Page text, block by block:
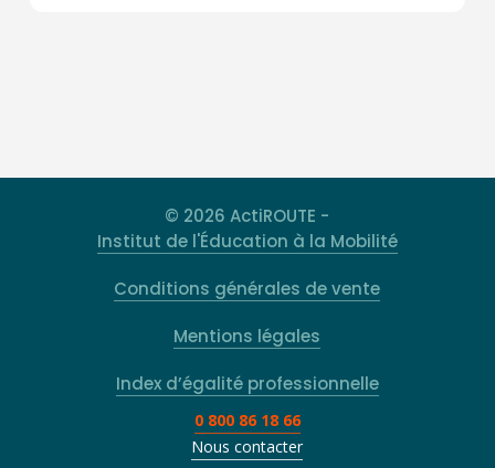
© 2026 ActiROUTE -
Institut de l'Éducation à la Mobilité
Conditions générales de vente
Mentions légales
Index d’égalité professionnelle
0 800 86 18 66
Nous contacter